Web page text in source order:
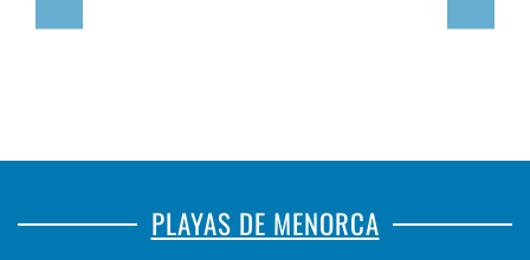
PLAYAS DE MENORCA